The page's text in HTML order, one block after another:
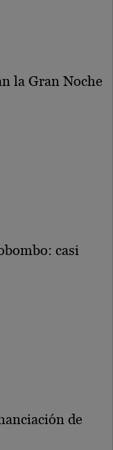
la Gran Noche
casi
de